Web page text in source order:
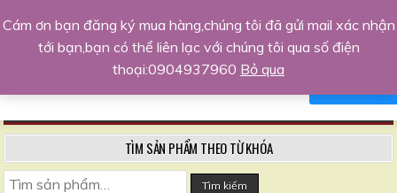
to
content
Trang kinh doanh khởi nghiệp hàng
đầu
Chia sẻ kinh nghiệm, kiến thức kinh doanh, kỹ năng sống
TÌM SẢN PHẨM THEO TỪ KHÓA
Tìm
Tìm kiếm
Xin chào,tôi sẵn sàng hỗ trợ bạn
Cám ơn bạn đăng ký mua hàng,chúng tôi đã gửi mail xác nhận
tới bạn,bạn có thể liên lạc với chúng tôi qua số điện
thoại:0904937960 Bỏ qua